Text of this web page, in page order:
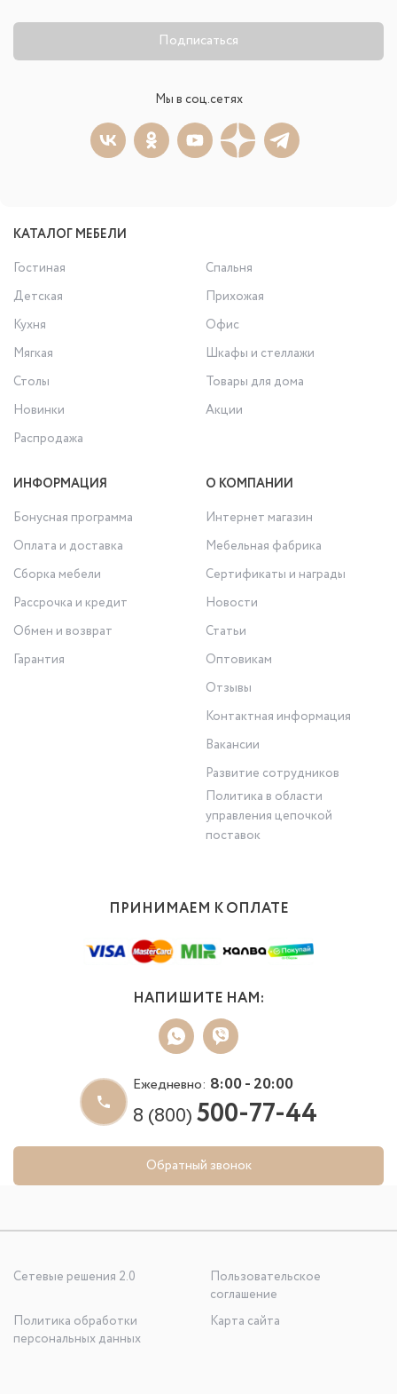
Подписаться
Мы в соц.сетях
КАТАЛОГ МЕБЕЛИ
Гостиная
Спальня
Детская
Прихожая
Кухня
Офис
Мягкая
Шкафы и стеллажи
Столы
Товары для дома
Новинки
Акции
Распродажа
ИНФОРМАЦИЯ
Бонусная программа
Оплата и доставка
Сборка мебели
Рассрочка и кредит
Обмен и возврат
Гарантия
О КОМПАНИИ
Интернет магазин
Мебельная фабрика
Сертификаты и награды
Новости
Статьи
Оптовикам
Отзывы
Контактная информация
Вакансии
Развитие сотрудников
Политика в области
управления цепочкой
поставок
ПРИНИМАЕМ К ОПЛАТЕ
НАПИШИТЕ НАМ:
Ежедневно: 8:00 - 20:00
8 (800)500-77-44
Обратный звонок
Сетевые решения 2.0
Пользовательское
соглашение
Политика обработки
персональных данных
Карта сайта